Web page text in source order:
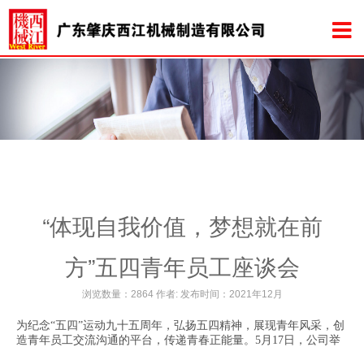
“体现自我价值，梦想就在前
方”五四青年员工座谈会
浏览数量：2864 作者: 发布时间：2021年12月
为纪念“五四”运动九十五周年，弘扬五四精神，展现青年风采，创
造青年员工交流沟通的平台，传递青春正能量。5月17日，公司举